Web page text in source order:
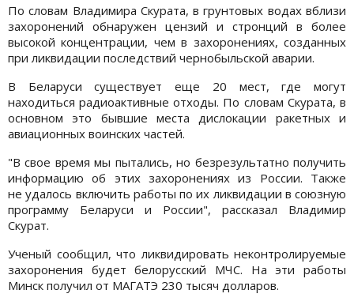
По словам Владимира Скурата, в грунтовых водах вблизи
захоронений обнаружен цензий и стронций в более
высокой концентрации, чем в захоронениях, созданных
при ликвидации последствий чернобыльской аварии.
В Беларуси существует еще 20 мест, где могут
находиться радиоактивные отходы. По словам Скурата, в
основном это бывшие места дислокации ракетных и
авиационных воинских частей.
"В свое время мы пытались, но безрезультатно получить
информацию об этих захоронениях из России. Также
не удалось включить работы по их ликвидации в союзную
программу Беларуси и России", рассказал Владимир
Скурат.
Ученый сообщил, что ликвидировать неконтролируемые
захоронения будет белорусский МЧС. На эти работы
Минск получил от МАГАТЭ 230 тысяч долларов.